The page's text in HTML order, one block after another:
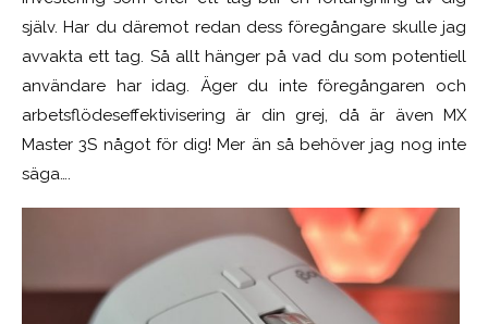
själv. Har du däremot redan dess föregångare skulle jag
avvakta ett tag. Så allt hänger på vad du som potentiell
användare har idag. Äger du inte föregångaren och
arbetsflödeseffektivisering är din grej, då är även MX
Master 3S något för dig! Mer än så behöver jag nog inte
säga….